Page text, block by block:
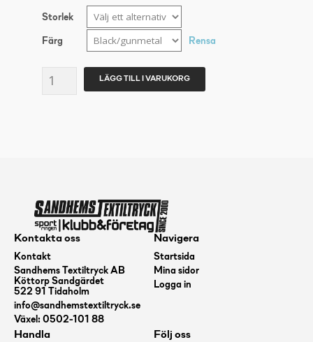
Storlek
Färg Rensa
ASICS
LÄGG TILL I VARUKORG
Kontakta oss
Kontakt
Sandhems Textiltryck AB
Köttorp Sandgärdet
522 91 Tidaholm
info@sandhemstextiltryck.se
Växel: 0502-101 88
Navigera
Startsida
Mina sidor
Logga in
Handla Följ oss